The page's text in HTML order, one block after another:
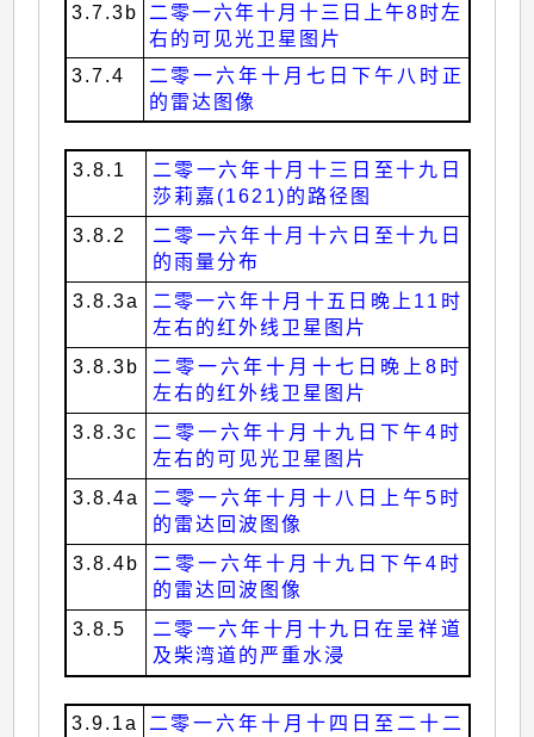
3.7.3b
二零一六年十月十三日上午8时左
右的可见光卫星图片
3.7.4
二零一六年十月七日下午八时正
的雷达图像
3.8.1
二零一六年十月十三日至十九日
莎莉嘉(1621)的路径图
3.8.2
二零一六年十月十六日至十九日
的雨量分布
3.8.3a
二零一六年十月十五日晚上11时
左右的红外线卫星图片
3.8.3b
二零一六年十月十七日晚上8时
左右的红外线卫星图片
3.8.3c
二零一六年十月十九日下午4时
左右的可见光卫星图片
3.8.4a
二零一六年十月十八日上午5时
的雷达回波图像
3.8.4b
二零一六年十月十九日下午4时
的雷达回波图像
3.8.5
二零一六年十月十九日在呈祥道
及柴湾道的严重水浸
3.9.1a
二零一六年十月十四日至二十二